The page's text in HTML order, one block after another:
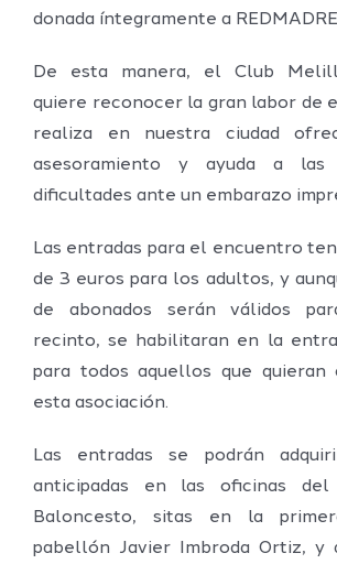
donada íntegramente a
De esta manera, el Club
quiere reconocer la gran labor de
realiza en nuestra ciudad
asesoramiento y ayuda a las
dificultades ante un embarazo
Las entradas para el encuentro
de 3 euros para los adultos, y
de abonados serán válidos
recinto, se habilitaran en la
para todos aquellos que quieran
esta asociación.
Las entradas se podrán
anticipadas en las oficinas
Baloncesto, sitas en la
pabellón Javier Imbroda Ortiz, y